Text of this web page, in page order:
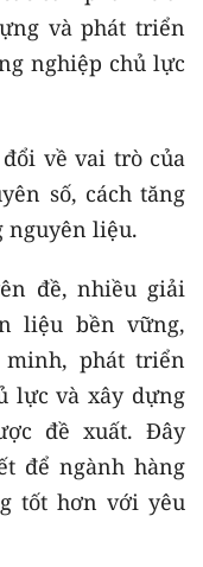
và phát triển
nghiệp chủ lực
về vai trò của
số, cách tăng
nguyên liệu.
đề, nhiều giải
liệu bền vững,
minh, phát triển
lực và xây dựng
đề xuất. Đây
để ngành hàng
tốt hơn với yêu